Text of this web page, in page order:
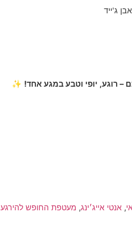
ג'ייד
רוגע, יופי וטבע במגע אחד! ✨
, אנטי אייג׳ינג, מעטפת החופש להירגע